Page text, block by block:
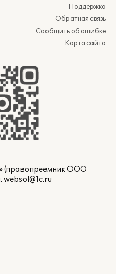
Поддержка
Обратная связь
Сообщить об ошибке
Карта сайта
(правопреемник ООО
websol@1c.ru